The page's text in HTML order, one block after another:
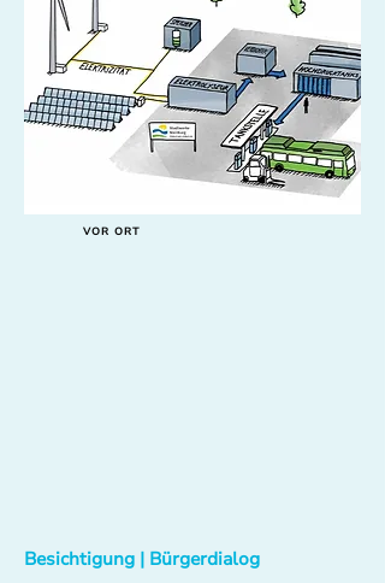
VOR ORT
Besichtigung | Bürgerdialog